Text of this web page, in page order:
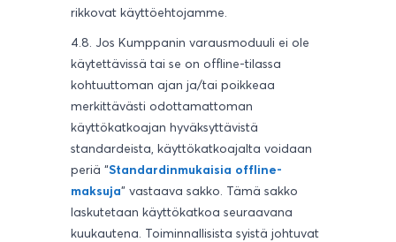
rikkovat käyttöehtojamme.
4.8. Jos Kumppanin varausmoduuli ei ole
käytettävissä tai se on offline-tilassa
kohtuuttoman ajan ja/tai poikkeaa
merkittävästi odottamattoman
käyttökatkoajan hyväksyttävistä
standardeista, käyttökatkoajalta voidaan
periä “Standardinmukaisia offline-
maksuja” vastaava sakko. Tämä sakko
laskutetaan käyttökatkoa seuraavana
kuukautena. Toiminnallisista syistä johtuvat